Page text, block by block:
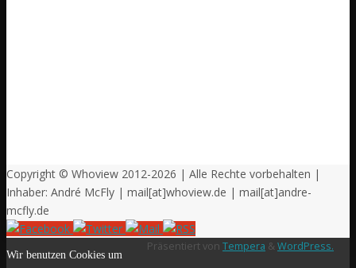
Copyright © Whoview 2012-2026 | Alle Rechte vorbehalten |
Inhaber: André McFly | mail[at]whoview.de | mail[at]andre-
mcfly.de
Präsentiert von Tempera & WordPress.
Wir benutzen Cookies um